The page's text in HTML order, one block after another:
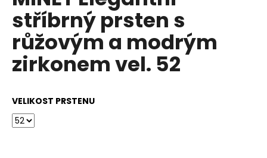
z
5
hvězdiček.
stříbrný prsten s
růžovým a modrým
zirkonem vel. 52
VELIKOST PRSTENU
a
j
í
t
?